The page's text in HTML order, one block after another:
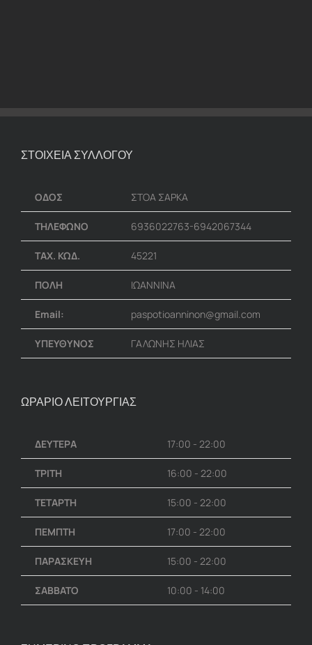
ΣΤΟΙΧΕΙΑ ΣΥΛΛΟΓΟΥ
ΟΔΟΣ ΣΤΟΑ ΣΑΡΚΑ
ΤΗΛΕΦΩΝΟ 6936022763-6942067344
ΤΑΧ. ΚΩΔ. 45221
ΠΟΛΗ ΙΩΑΝΝΙΝΑ
Email: paspotioanninon@gmail.com
ΥΠΕΥΘΥΝΟΣ ΓΑΛΩΝΗΣ ΗΛΙΑΣ
ΩΡΑΡΙΟ ΛΕΙΤΟΥΡΓΙΑΣ
ΔΕΥΤΕΡΑ 17:00 - 22:00
ΤΡΙΤΗ 16:00 - 22:00
ΤΕΤΑΡΤΗ 15:00 - 22:00
ΠΕΜΠΤΗ 17:00 - 22:00
ΠΑΡΑΣΚΕΥΗ 15:00 - 22:00
ΣΑΒΒΑΤΟ 10:00 - 14:00